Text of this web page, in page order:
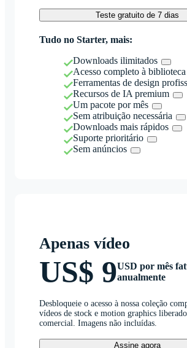
Teste gratuito de 7 dias
Tudo no Starter, mais:
Downloads ilimitados
Acesso completo à biblioteca
Ferramentas de design
Recursos de IA premium
Um pacote por mês
Sem atribuição necessária
Downloads mais rápidos
Suporte prioritário
Sem anúncios
Apenas vídeo
US$ 9USD por mês
anualmente
Desbloqueie o acesso à nossa coleção
vídeos de stock e motion graphics
comercial. Imagens não incluídas.
Assine agora